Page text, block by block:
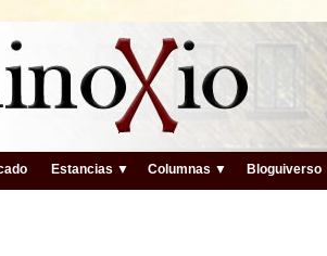
Estancias ▼ Columnas ▼ Bloguiverso